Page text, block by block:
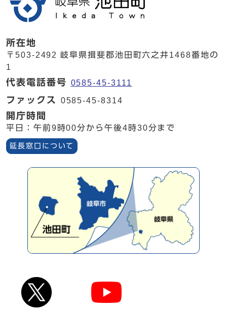
所在地
〒503-2492 岐阜県揖斐郡池田町六之井1468番地の
1
代表電話番号 0585-45-3111
ファックス 0585-45-8314
開庁時間
平日：午前9時00分から午後4時30分まで
延長窓口について